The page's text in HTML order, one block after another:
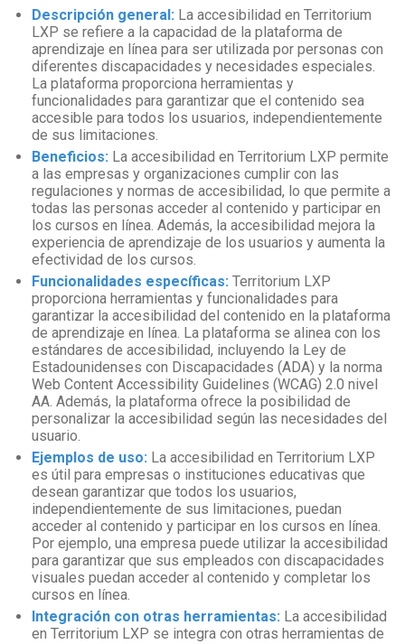
Descripción general: La accesibilidad en Territorium
LXP se refiere a la capacidad de la plataforma de
aprendizaje en línea para ser utilizada por personas con
diferentes discapacidades y necesidades especiales.
La plataforma proporciona herramientas y
funcionalidades para garantizar que el contenido sea
accesible para todos los usuarios, independientemente
de sus limitaciones.
Beneficios: La accesibilidad en Territorium LXP permite
a las empresas y organizaciones cumplir con las
regulaciones y normas de accesibilidad, lo que permite a
todas las personas acceder al contenido y participar en
los cursos en línea. Además, la accesibilidad mejora la
experiencia de aprendizaje de los usuarios y aumenta la
efectividad de los cursos.
Funcionalidades específicas: Territorium LXP
proporciona herramientas y funcionalidades para
garantizar la accesibilidad del contenido en la plataforma
de aprendizaje en línea. La plataforma se alinea con los
estándares de accesibilidad, incluyendo la Ley de
Estadounidenses con Discapacidades (ADA) y la norma
Web Content Accessibility Guidelines (WCAG) 2.0 nivel
AA. Además, la plataforma ofrece la posibilidad de
personalizar la accesibilidad según las necesidades del
usuario.
Ejemplos de uso: La accesibilidad en Territorium LXP
es útil para empresas o instituciones educativas que
desean garantizar que todos los usuarios,
independientemente de sus limitaciones, puedan
acceder al contenido y participar en los cursos en línea.
Por ejemplo, una empresa puede utilizar la accesibilidad
para garantizar que sus empleados con discapacidades
visuales puedan acceder al contenido y completar los
cursos en línea.
Integración con otras herramientas: La accesibilidad
en Territorium LXP se integra con otras herramientas de